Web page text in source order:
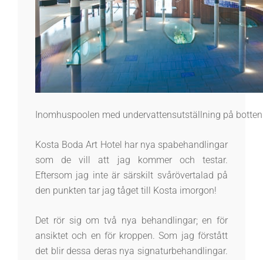
Inomhuspoolen med undervattensutställning på
Kosta Boda Art Hotel har nya spabehandlingar
som de vill att jag kommer och testar.
Eftersom jag inte är särskilt svårövertalad på
den punkten tar jag tåget till Kosta imorgon!
Det rör sig om två nya behandlingar; en för
ansiktet och en för kroppen. Som jag förstått
det blir dessa deras nya signaturbehandlingar.